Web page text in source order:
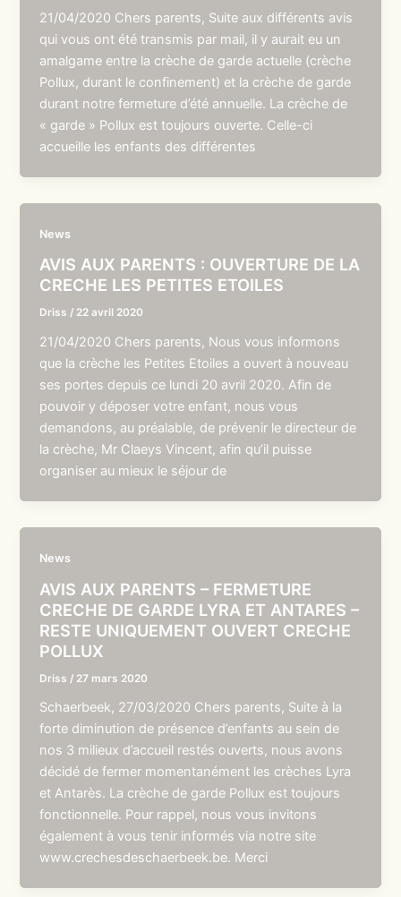
21/04/2020 Chers parents, Suite aux différents avis
qui vous ont été transmis par mail, il y aurait eu un
amalgame entre la crèche de garde actuelle (crèche
Pollux, durant le confinement) et la crèche de garde
durant notre fermeture d’été annuelle. La crèche de
« garde » Pollux est toujours ouverte. Celle-ci
accueille les enfants des différentes
News
AVIS AUX PARENTS : OUVERTURE DE LA
CRECHE LES PETITES ETOILES
Driss / 22 avril 2020
21/04/2020 Chers parents, Nous vous informons
que la crèche les Petites Etoiles a ouvert à nouveau
ses portes depuis ce lundi 20 avril 2020. Afin de
pouvoir y déposer votre enfant, nous vous
demandons, au préalable, de prévenir le directeur de
la crèche, Mr Claeys Vincent, afin qu’il puisse
organiser au mieux le séjour de
News
AVIS AUX PARENTS – FERMETURE
CRECHE DE GARDE LYRA ET ANTARES –
RESTE UNIQUEMENT OUVERT CRECHE
POLLUX
Driss / 27 mars 2020
Schaerbeek, 27/03/2020 Chers parents, Suite à la
forte diminution de présence d’enfants au sein de
nos 3 milieux d’accueil restés ouverts, nous avons
décidé de fermer momentanément les crèches Lyra
et Antarès. La crèche de garde Pollux est toujours
fonctionnelle. Pour rappel, nous vous invitons
également à vous tenir informés via notre site
www.crechesdeschaerbeek.be. Merci